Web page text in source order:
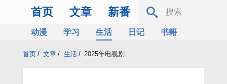
首页 文章 新番
动漫 学习 生活 日记
书籍
首页 / 文章 / 生活 / 2025年电视剧